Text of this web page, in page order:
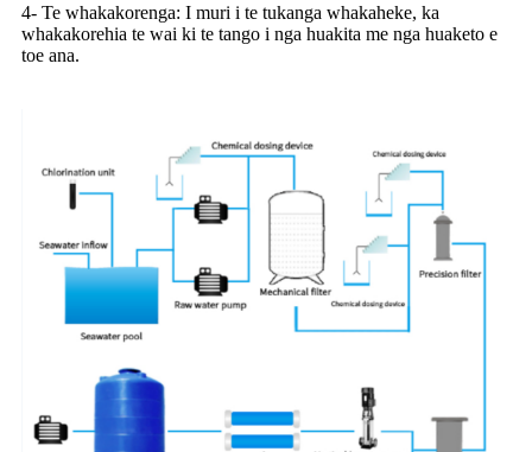
4- Te whakakorenga: I muri i te tukanga whakaheke, ka
whakakorehia te wai ki te tango i nga huakita me nga huaketo e
toe ana.